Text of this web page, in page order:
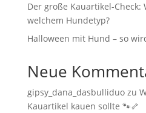
Der große Kauartikel-Check:
welchem Hundetyp?
Halloween mit Hund – so
Neue
gipsy_dana_dasbulliduozu
Kauartikel kauen sollte 🐾🦴